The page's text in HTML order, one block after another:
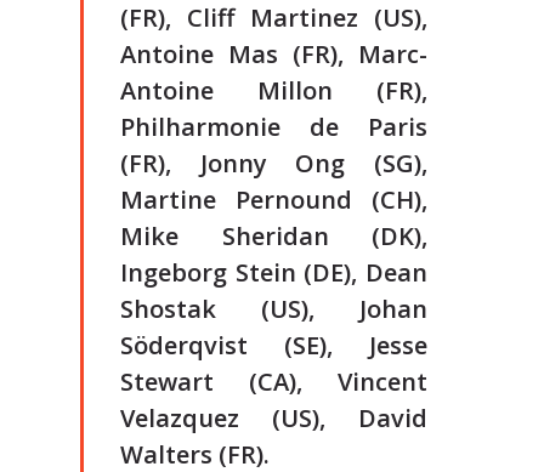
(FR), Cliff Martinez (US),
Antoine Mas (FR), Marc-
Antoine Millon (FR),
Philharmonie de Paris
(FR), Jonny Ong (SG),
Martine Pernound (CH),
Mike Sheridan (DK),
Ingeborg Stein (DE), Dean
Shostak (US), Johan
Söderqvist (SE), Jesse
Stewart (CA), Vincent
Velazquez (US), David
Walters (FR).